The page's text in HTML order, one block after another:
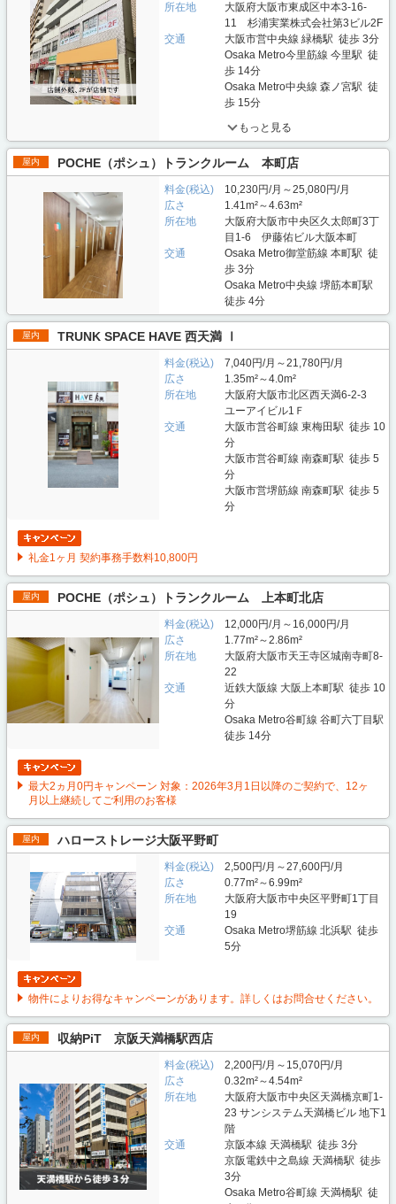
所在地
大阪府大阪市東成区中本3-16-
11 杉浦実業株式会社第3ビル2F
交通
大阪市営中央線 緑橋駅 徒歩 3分
Osaka Metro今里筋線 今里駅 徒
歩 14分
Osaka Metro中央線 森ノ宮駅 徒
歩 15分
もっと見る
屋内 POCHE（ポシュ）トランクルーム 本町店
料金(税込)
10,230円/月～25,080円/月
広さ
1.41m²～4.63m²
所在地
大阪府大阪市中央区久太郎町3丁
目1-6 伊藤佑ビル大阪本町
交通
Osaka Metro御堂筋線 本町駅 徒
歩 3分
Osaka Metro中央線 堺筋本町駅
徒歩 4分
屋内 TRUNK SPACE HAVE 西天満 Ⅰ
料金(税込)
7,040円/月～21,780円/月
広さ
1.35m²～4.0m²
所在地
大阪府大阪市北区西天満6-2-3
ユーアイビル1Ｆ
交通
大阪市営谷町線 東梅田駅 徒歩 10
分
大阪市営谷町線 南森町駅 徒歩 5
分
大阪市営堺筋線 南森町駅 徒歩 5
分
礼金1ヶ月 契約事務手数料10,800円
屋内 POCHE（ポシュ）トランクルーム 上本町北店
料金(税込)
12,000円/月～16,000円/月
広さ
1.77m²～2.86m²
所在地
大阪府大阪市天王寺区城南寺町8-
22
交通
近鉄大阪線 大阪上本町駅 徒歩 10
分
Osaka Metro谷町線 谷町六丁目駅
徒歩 14分
最大2ヵ月0円キャンペーン 対象：2026年3月1日以降のご契約で、12ヶ
月以上継続してご利用のお客様
屋内 ハローストレージ大阪平野町
料金(税込)
2,500円/月～27,600円/月
広さ
0.77m²～6.99m²
所在地
大阪府大阪市中央区平野町1丁目
19
交通
Osaka Metro堺筋線 北浜駅 徒歩
5分
物件によりお得なキャンペーンがあります。詳しくはお問合せください。
屋内 収納PiT 京阪天満橋駅西店
料金(税込)
2,200円/月～15,070円/月
広さ
0.32m²～4.54m²
所在地
大阪府大阪市中央区天満橋京町1-
23 サンシステム天満橋ビル 地下1
階
交通
京阪本線 天満橋駅 徒歩 3分
京阪電鉄中之島線 天満橋駅 徒歩
3分
Osaka Metro谷町線 天満橋駅 徒